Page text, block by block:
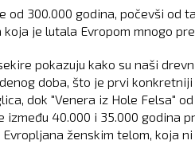
od 300.000 godina, počevši od
je lutala Evropom mnogo
pokazuju kako su naši
doba, što je prvi
dok "Venera iz Hole Felsa"
između 40.000 i 35.000 godina
ženskim telom, koja